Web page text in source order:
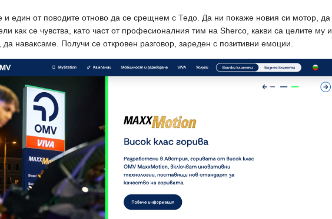
и един от поводите отново да се срещнем с Тедо. Да ни покаже новия си мотор, да
как се чувства, като част от професионалния тим на Sherco, какви са целите му и
наваксаме. Получи се откровен разговор, зареден с позитивни емоции.